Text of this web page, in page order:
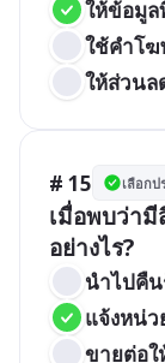
ให้ข้อมูล
ใช้คำโ
ให้ส่วนล
# 15 เลือกป
เมื่อพบว่า
อย่างไร?
นำไปคื
แจ้งหน่
ขายต่อ